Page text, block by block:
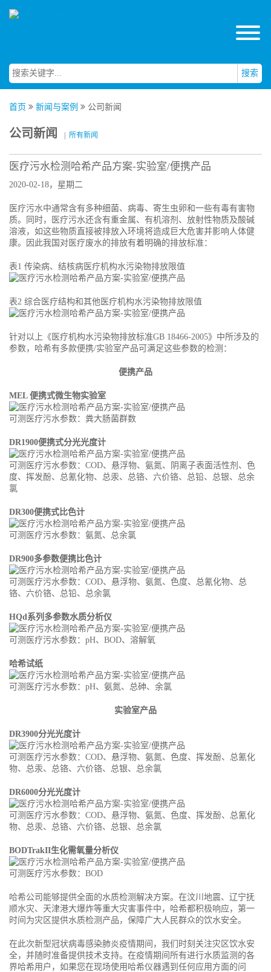
搜索
首页 新闻与案例 公司新闻
公司新闻 所有新闻
医疗污水检测哈希产品方案-实验室/便携产品
2020-02-18，星期二
医疗污水中通常含有多种细菌、病毒、寄生虫卵和一些有毒有害物
质。同时，医疗污水还含有重金属、有机溶剂、放射性物质及酸碱
溶液，如这些物质直接被排放入环境将造成巨大危害并影响人体健
康。因此我国对医疗废水的排放有着明确的排放标准：
表1 传染病、结核病医疗机构水污染物排放限值
表2 综合医疗结构和其他医疗机构水污染物排放限值
针对以上《医疗机构水污染物排放标准GB 18466-2005》中所涉及的
参数，哈希有多款便携/实验室产品可满足这些参数的检测：
便携产品
MEL 便携式微生物实验室
可测医疗污水参数：粪大肠菌群数
DR1900便携式分光光度计
可测医疗污水参数：COD、悬浮物、氨氮、阴离子表面活性剂、色
度、挥发酚、总氰化物、总汞、总铬、六价铬、总铅、总银、总余
氯
DR300便携式比色计
可测医疗污水参数：氨氮、总余氯
DR900多参数便携比色计
可测医疗污水参数：COD、悬浮物、氨氮、色度、总氰化物、总
铬、六价铬、总铅、总余氯
HQd系列多参数水质分析仪
可测医疗污水参数：pH、BOD、溶解氧
哈希试纸
可测医疗污水参数：pH、氨氮、总砷、余氯
实验室产品
DR3900分光光度计
可测医疗污水参数：COD、悬浮物、氨氮、色度、挥发酚、总氰化
物、总汞、总铬、六价铬、总银、总余氯
DR6000分光光度计
可测医疗污水参数：COD、悬浮物、氨氮、色度、挥发酚、总氰化
物、总汞、总铬、六价铬、总银、总余氯
BODTrakII生化需氧量分析仪
可测医疗污水参数：BOD
哈希公司能够提供全面的水质检测解决方案。在汶川地震、辽宁抚
顺水灾、天津港大爆炸等重大灾害事件中，哈希都积极响应，第一
时间为灾区提供水质检测产品，保障广大人民群众的饮水安全。
在此次新型冠状病毒感染肺炎疫情期间，我们时刻关注灾区饮水安
全，并随时准备提供技术支持。在疫情期间所有进行水质监测的各
界哈希用户，如果您在现场使用哈希仪器遇到任何应用方面的问